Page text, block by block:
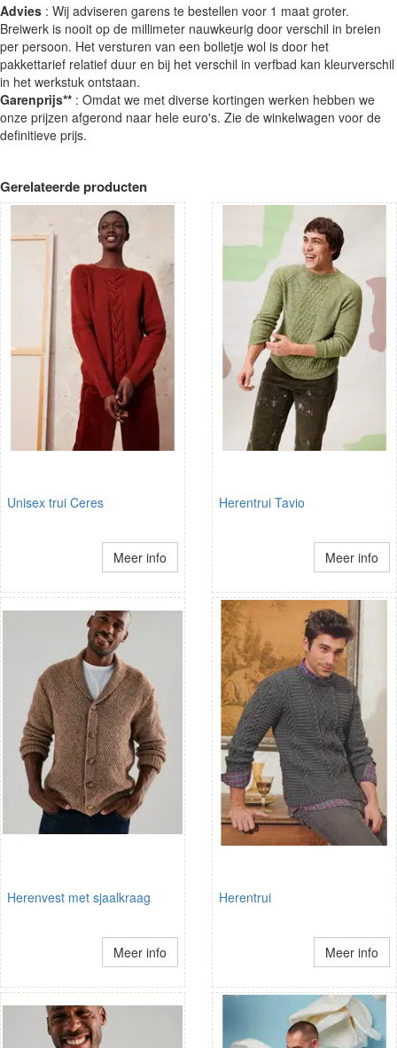
Advies : Wij adviseren garens te bestellen voor 1 maat groter.
Breiwerk is nooit op de millimeter nauwkeurig door verschil in breien
per persoon. Het versturen van een bolletje wol is door het
pakkettarief relatief duur en bij het verschil in verfbad kan kleurverschil
in het werkstuk ontstaan.
Garenprijs** : Omdat we met diverse kortingen werken hebben we
onze prijzen afgerond naar hele euro's. Zie de winkelwagen voor de
definitieve prijs.
Gerelateerde producten
Unisex trui Ceres
Meer info
Herentrui Tavio
Meer info
Herenvest met sjaalkraag
Meer info
Herentrui
Meer info